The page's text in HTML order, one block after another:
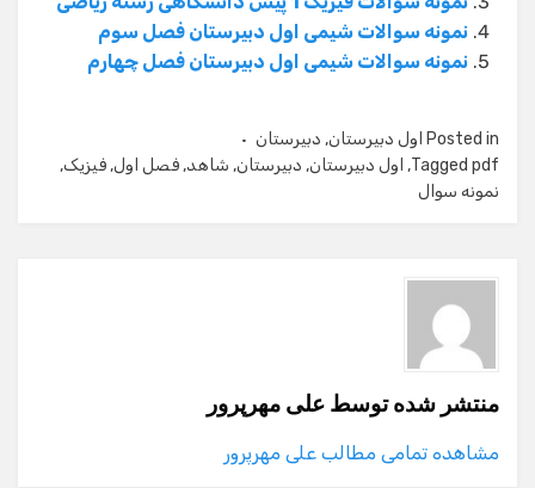
نمونه سوالات شیمی اول دبیرستان فصل سوم
نمونه سوالات شیمی اول دبیرستان فصل چهارم
Posted in اول دبیرستان, دبیرستان
Tagged pdf
, اول دبیرستان, دبیرستان, شاهد, فصل اول, فیزیک,
نمونه سوال
منتشر شده توسطعلی مهرپرور
مشاهده تمامی مطالب علی مهرپرور